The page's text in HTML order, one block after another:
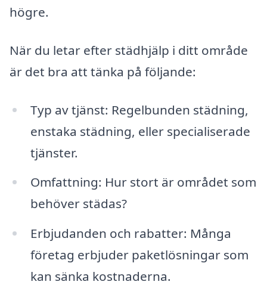
högre.
När du letar efter städhjälp i ditt område
är det bra att tänka på följande:
Typ av tjänst: Regelbunden städning,
enstaka städning, eller specialiserade
tjänster.
Omfattning: Hur stort är området som
behöver städas?
Erbjudanden och rabatter: Många
företag erbjuder paketlösningar som
kan sänka kostnaderna.